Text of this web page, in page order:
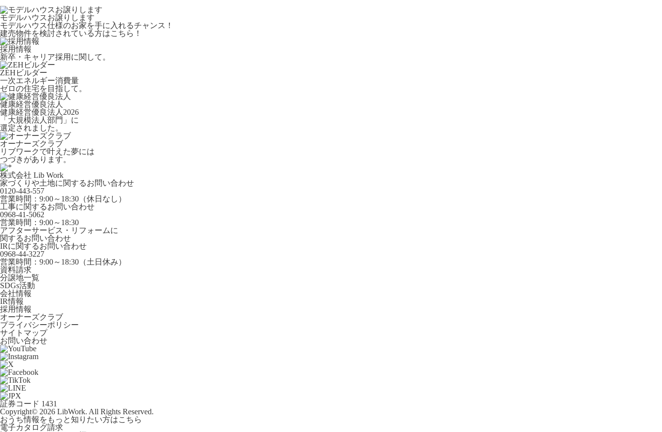
モデルハウスお譲りします
モデルハウス仕様のお家を手に入れるチャンス！
建売物件を検討されている方はこちら！
採用情報
新卒・キャリア採用に関して。
ZEHビルダー
一次エネルギー消費量
ゼロの住宅を目指して。
健康経営優良法人
健康経営優良法人2026
「大規模法人部門」に
選定されました。
オーナーズクラブ
リブワークで叶えた夢には
つづきがあります。
株式会社 Lib Work
家づくりや土地に関するお問い合わせ
0120-443-557
営業時間：9:00～18:30（休日なし）
工事に関するお問い合わせ
0968-41-5062
営業時間：9:00～18:30
アフターサービス・リフォームに
関するお問い合わせ
IRに関するお問い合わせ
0968-44-3227
営業時間：9:00～18:30（土日休み）
資料請求
分譲地一覧
SDGs活動
会社情報
IR情報
採用情報
オーナーズクラブ
プライバシーポリシー
サイトマップ
お問い合わせ
証券コード 1431
Copyright© 2026 LibWork. All Rights Reserved.
おうち情報をもっと知りたい方はこちら
電子カタログ請求